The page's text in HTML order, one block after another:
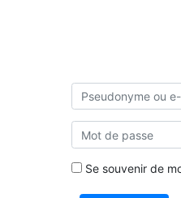
Se souvenir de